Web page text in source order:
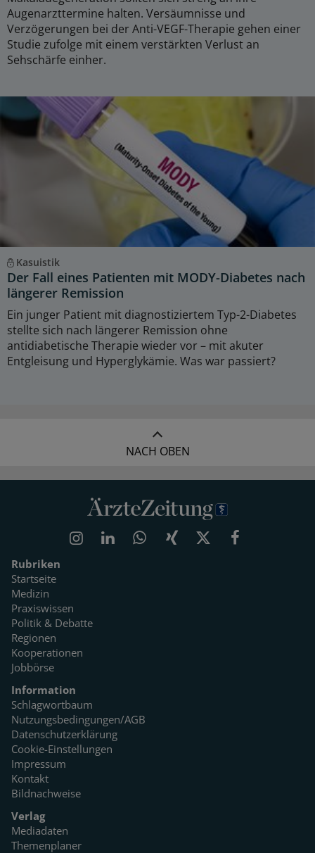
Augenarzttermine halten. Versäumnisse und
Verzögerungen bei der Anti-VEGF-Therapie gehen einer
Studie zufolge mit einem verstärkten Verlust an
Sehschärfe einher.
Kasuistik
Der Fall eines Patienten mit MODY-Diabetes nach
längerer Remission
Ein junger Patient mit diagnostiziertem Typ-2-Diabetes
stellte sich nach längerer Remission ohne
antidiabetische Therapie wieder vor – mit akuter
Entgleisung und Hyperglykämie. Was war passiert?
NACH OBEN
Rubriken
Startseite
Medizin
Praxiswissen
Politik & Debatte
Regionen
Kooperationen
Jobbörse
Information
Schlagwortbaum
Nutzungsbedingungen/AGB
Datenschutzerklärung
Cookie-Einstellungen
Impressum
Kontakt
Bildnachweise
Verlag
Mediadaten
Themenplaner